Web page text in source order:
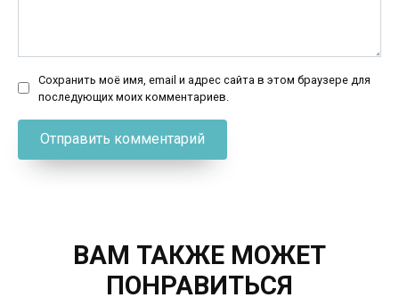
Сохранить моё имя, email и адрес сайта в этом браузере для
последующих моих комментариев.
ВАМ ТАКЖЕ МОЖЕТ
ПОНРАВИТЬСЯ